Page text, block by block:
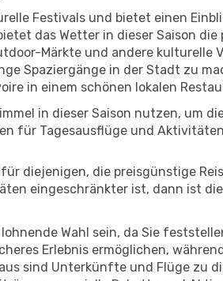
Festivals und bietet einen
das Wetter in dieser Saison
Märkte und andere kulturelle
Spaziergänge in der Stadt zu
in einem schönen lokalen
in dieser Saison nutzen, um
für Tagesausflüge und
diejenigen, die preisgünstige
eingeschränkter ist, dann ist
lohnende Wahl sein, da Sie
Erlebnis ermöglichen,
sind Unterkünfte und Flüge zu